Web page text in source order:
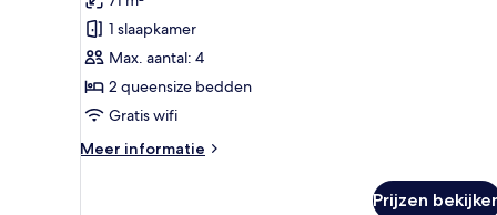
(Food
&
Beverage
Benefits
Included)
laden
1 slaapkamer
Max. aantal: 4
2 queensize bedden
Gratis wifi
Meer informatie
Meer
Prijzen